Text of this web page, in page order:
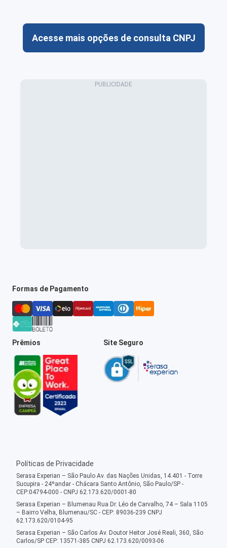
Acesse mais opções de consulta CNPJ
Formas de Pagamento
Prêmios Site Seguro
Políticas de Privacidade
Serasa Experian – São Paulo Av. das Nações Unidas, 14.401 - Torre
Sucupira - 24ºandar - Chácara Santo Antônio, São Paulo/SP -
CEP:04794-000 - CNPJ 62.173.620/0001-80
Serasa Experian – Blumenau Rua Dr. Léo de Carvalho, 74 – Sala 1105
– Bairro Velha, Blumenau/SC - CEP: 89036-239 CNPJ
62.173.620/0104-95
Serasa Experian – São Carlos Av. Doutor Heitor José Reali, 360, São
Carlos/SP CEP: 13571-385 CNPJ 62.173.620/0093-06